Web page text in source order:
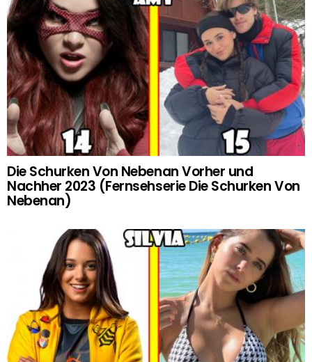
Die Schurken Von Nebenan Vorher und
Nachher 2023 (Fernsehserie Die Schurken Von
Nebenan)